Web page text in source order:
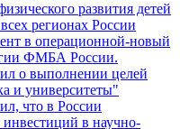
развития детей
регионах России
в операционной-новый
ФМБА России.
о выполнении целей
и университеты"
что в России
инвестиций в научно-